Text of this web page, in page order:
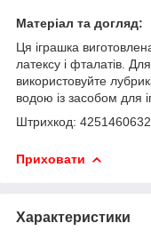
Матеріал та догляд:
Ця іграшка
латексу і фталатів.
використовуйте
водою із засобом для
Штрихкод:
Приховати
Характеристики